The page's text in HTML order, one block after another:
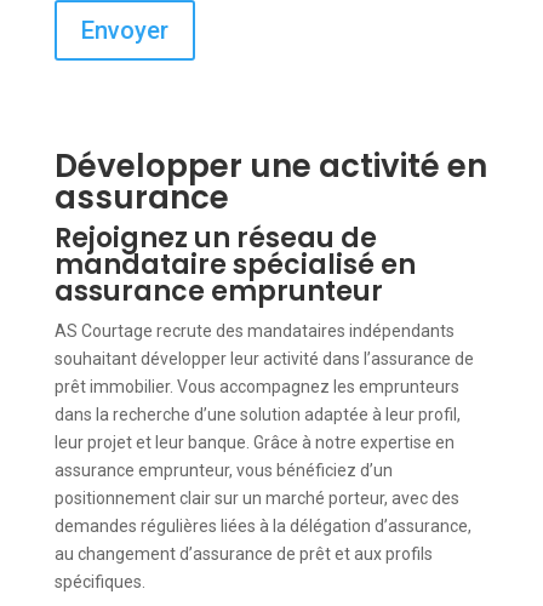
Envoyer
Développer une activité en
assurance
Rejoignez un réseau de
mandataire spécialisé en
assurance emprunteur
AS Courtage recrute des mandataires indépendants
souhaitant développer leur activité dans l’assurance de
prêt immobilier. Vous accompagnez les emprunteurs
dans la recherche d’une solution adaptée à leur profil,
leur projet et leur banque. Grâce à notre expertise en
assurance emprunteur, vous bénéficiez d’un
positionnement clair sur un marché porteur, avec des
demandes régulières liées à la délégation d’assurance,
au changement d’assurance de prêt et aux profils
spécifiques.